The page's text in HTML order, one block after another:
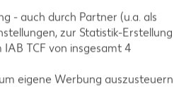
- auch durch Partner (u.a. als
zur Statistik-Erstellung
TCF von insgesamt4
eigene Werbung auszusteuern